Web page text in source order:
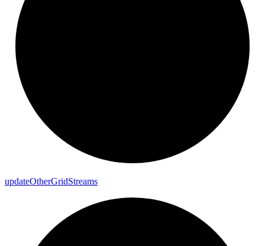
updateOtherGridStreams